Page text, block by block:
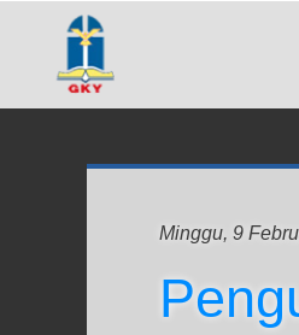
Minggu, 9